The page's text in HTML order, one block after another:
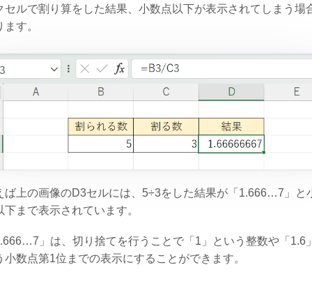
セルで割り算をした結果、小数点以下が表示されてしまう場
ます。
ば上の画像のD3セルには、5÷3をした結果が「1.666…7」と
下まで表示されています。
」は、切り捨てを行うことで「1」という整数や「1.6
小数点第1位までの表示にすることができます。